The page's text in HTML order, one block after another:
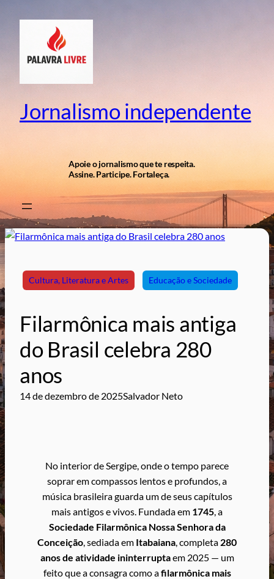
conteúdo
Jornalismo independente
Apoie o jornalismo que te respeita.
Assine. Participe. Fortaleça.
Cultura, Literatura e Artes Educação e Sociedade
Filarmônica mais antiga
do Brasil celebra 280
anos
14 de dezembro de 2025Salvador Neto
No interior de Sergipe, onde o tempo parece
soprar em compassos lentos e profundos, a
música brasileira guarda um de seus capítulos
mais antigos e vivos. Fundada em 1745 , a
Sociedade Filarmônica Nossa Senhora da
Conceição , sediada em Itabaiana , completa 280
anos de atividade ininterruptaem 2025 — um
feito que a consagra como afilarmônica mais